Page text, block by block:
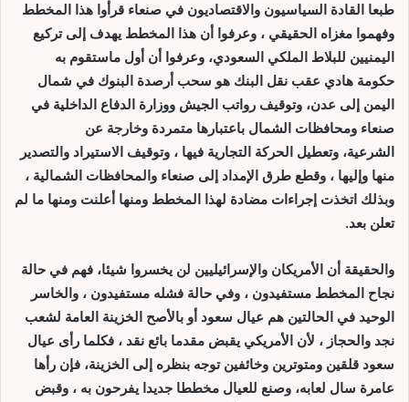
طبعا القادة السياسيون والاقتصاديون في صنعاء قرأوا هذا المخطط
وفهموا مغزاه الحقيقي ، وعرفوا أن هذا المخطط يهدف إلى تركيع
اليمنيين للبلاط الملكي السعودي، وعرفوا أن أول ماستقوم به
حكومة هادي عقب نقل البنك هو سحب أرصدة البنوك في شمال
اليمن إلى عدن، وتوقيف رواتب الجيش ووزارة الدفاع الداخلية في
صنعاء ومحافظات الشمال باعتبارها متمردة وخارجة عن
الشرعية، وتعطيل الحركة التجارية فيها ، وتوقيف الاستيراد والتصدير
منها وإليها ، وقطع طرق الإمداد إلى صنعاء والمحافظات الشمالية ،
وبذلك اتخذت إجراءات مضادة لهذا المخطط ومنها أعلنت ومنها ما لم
تعلن بعد.
والحقيقة أن الأمريكان والإسرائيليين لن يخسروا شيئا، فهم في حالة
نجاح المخطط مستفيدون ، وفي حالة فشله مستفيدون ، والخاسر
الوحيد في الحالتين هم عيال سعود أو بالأصح الخزينة العامة لشعب
نجد والحجاز ، لأن الأمريكي يقبض مقدما بائع نقد ، فكلما رأى عيال
سعود قلقين ومتوترين وخائفين توجه بنظره إلى الخزينة، فإن رأها
عامرة سال لعابه، وصنع للعيال مخططا جديدا يفرحون به ، وقبض